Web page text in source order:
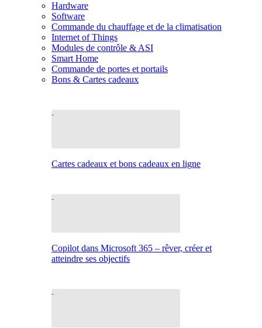
Hardware
Software
Commande du chauffage et de la climatisation
Internet of Things
Modules de contrôle & ASI
Smart Home
Commande de portes et portails
Bons & Cartes cadeaux
Cartes cadeaux et bons cadeaux en ligne
Copilot dans Microsoft 365 – rêver, créer et
atteindre ses objectifs